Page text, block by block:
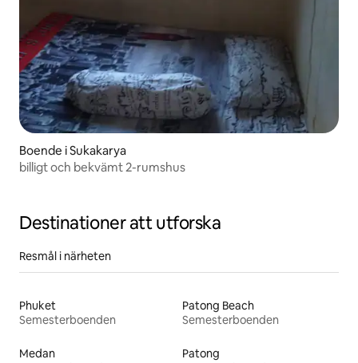
Boende i Sukakarya
billigt och bekvämt 2-rumshus
Destinationer att utforska
Resmål i närheten
Phuket
Semesterboenden
Patong Beach
Semesterboenden
Medan
Patong